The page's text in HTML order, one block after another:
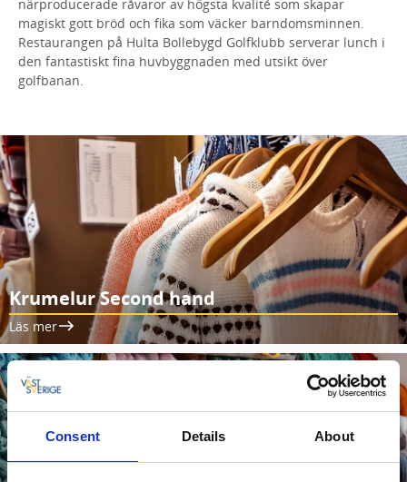
Consent Details About
närproducerade råvaror av högsta kvalité som skapar
magiskt gott bröd och fika som väcker barndomsminnen.
Restaurangen på Hulta Bollebygd Golfklubb serverar lunch i
den fantastiskt fina huvbyggnaden med utsikt över
golfbanan.
Krumelur Second hand
Läs mer